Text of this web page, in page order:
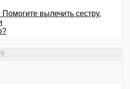
вылечить сестру.